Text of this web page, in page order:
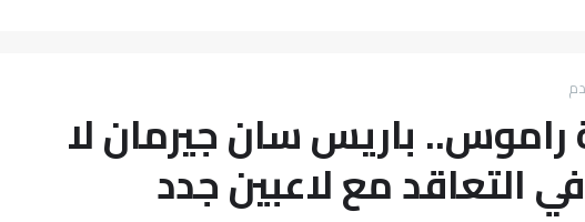
راموس.. باريس سان جيرمان لا
التعاقد مع لاعبين جدد